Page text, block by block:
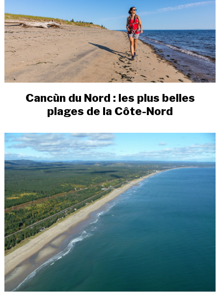
Cancùn du Nord : les plus belles
plages de la Côte-Nord